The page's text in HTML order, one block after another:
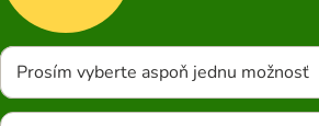
Prosím vyberte aspoň jednu možnosť